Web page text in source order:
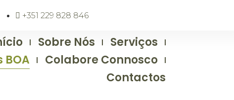
+351 229 828 846
Sobre Nós
Serviços
BOA
Colabore Connosco
Contactos